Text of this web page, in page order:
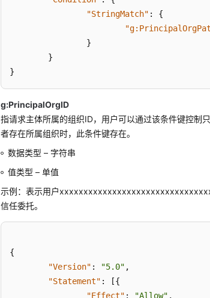
"StringMatch" :
{
}
}
}
g:PrincipalOrgID
指请求主体所属的组织ID，用户可以通过该条件键控制
者存在所属组织时，此条件键存在。
数据类型 – 字符串
值类型 – 单值
示例：表示用户
信任委托。
{
"Version" : "5.0" ,
"Statement" : [{
"Effect" : "Allow" ,